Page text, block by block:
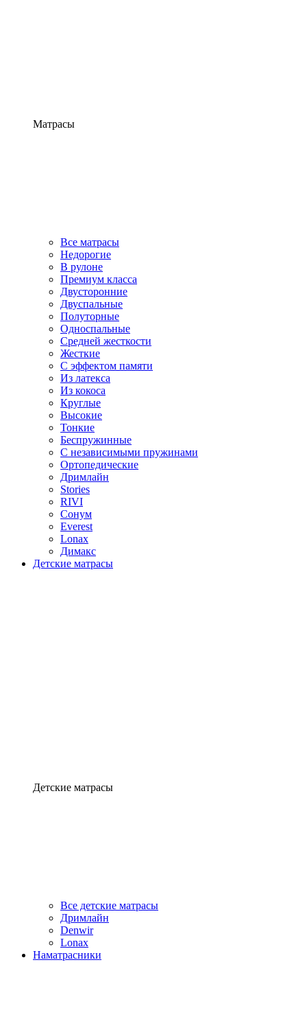
Матрасы
Все матрасы
Недорогие
В рулоне
Премиум класса
Двусторонние
Двуспальные
Полуторные
Односпальные
Средней жесткости
Жесткие
С эффектом памяти
Из латекса
Из кокоса
Круглые
Высокие
Тонкие
Беспружинные
С независимыми пружинами
Ортопедические
Дримлайн
Stories
RIVI
Сонум
Everest
Lonax
Димакс
Детские матрасы
Детские матрасы
Все детские матрасы
Дримлайн
Denwir
Lonax
Наматрасники